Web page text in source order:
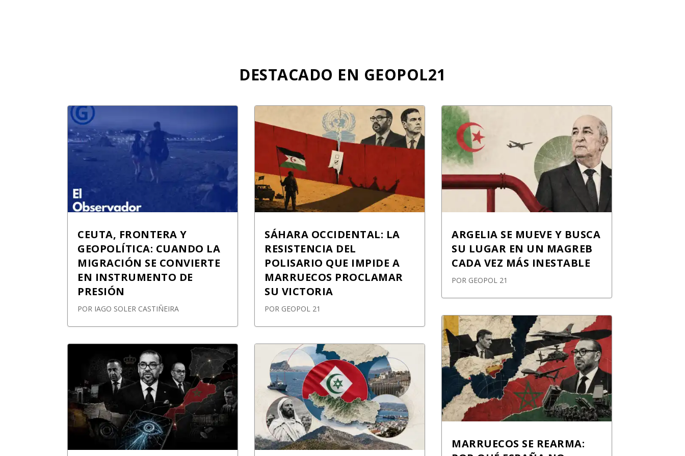
DESTACADO EN GEOPOL21
CEUTA, FRONTERA Y
GEOPOLÍTICA: CUANDO LA
MIGRACIÓN SE CONVIERTE
EN INSTRUMENTO DE
PRESIÓN
POR IAGO SOLER CASTIÑEIRA
SÁHARA OCCIDENTAL: LA
RESISTENCIA DEL
POLISARIO QUE IMPIDE A
MARRUECOS PROCLAMAR
SU VICTORIA
POR GEOPOL 21
ARGELIA SE MUEVE Y BUSCA
SU LUGAR EN UN MAGREB
CADA VEZ MÁS INESTABLE
POR GEOPOL 21
MARRUECOS SE REARMA: